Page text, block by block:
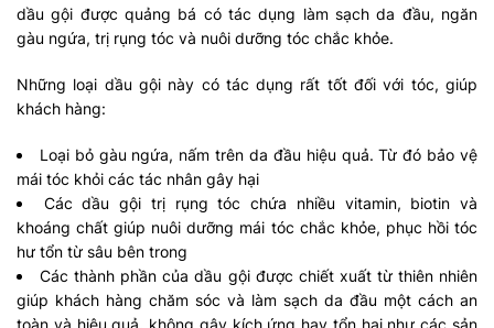
dầu gội được quảng bá có tác dụng làm sạch da đầu, ngăn
gàu ngứa, trị rụng tóc và nuôi dưỡng tóc chắc khỏe.
Những loại dầu gội này có tác dụng rất tốt đối với tóc, giúp
khách hàng:
Loại bỏ gàu ngứa, nấm trên da đầu hiệu quả. Từ đó bảo vệ
mái tóc khỏi các tác nhân gây hại
Các dầu gội trị rụng tóc chứa nhiều vitamin, biotin và
khoáng chất giúp nuôi dưỡng mái tóc chắc khỏe, phục hồi tóc
hư tổn từ sâu bên trong
Các thành phần của dầu gội được chiết xuất từ thiên nhiên
giúp khách hàng chăm sóc và làm sạch da đầu một cách an
toàn và hiệu quả, không gây kích ứng hay tổn hại như các sản